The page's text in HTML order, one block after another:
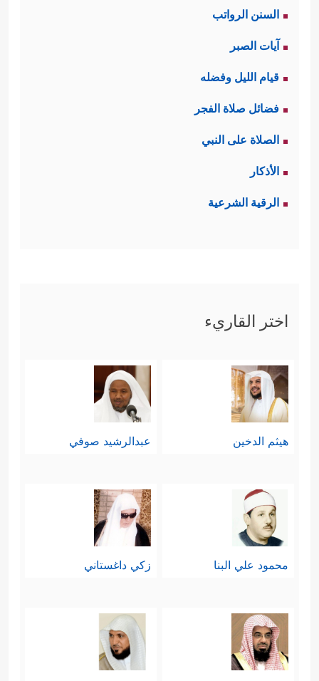
السنن الرواتب
آيات الصبر
قيام الليل وفضله
فضائل صلاة الفجر
الصلاة على النبي
الأذكار
الرقية الشرعية
اختر القاريء
هيثم الدخين عبدالرشيد صوفي
محمود علي البنا زكي داغستاني